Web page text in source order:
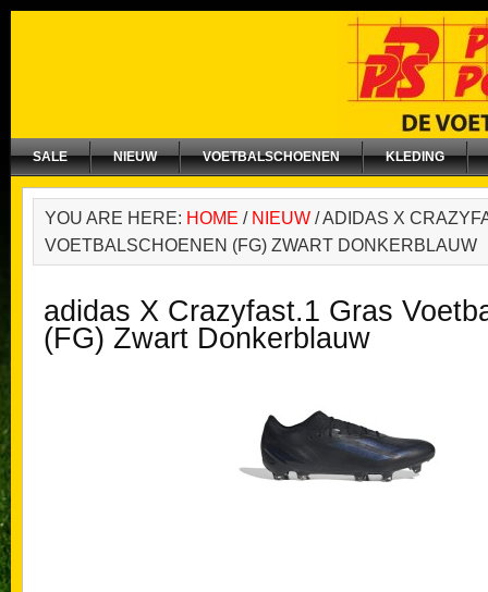
SALE NIEUW VOETBALSCHOENEN KLEDING
YOU ARE HERE: HOME / NIEUW /ADIDAS X
VOETBALSCHOENEN (FG) ZWART DONKERBLAUW
adidas X Crazyfast.1 Gras
(FG) Zwart Donkerblauw